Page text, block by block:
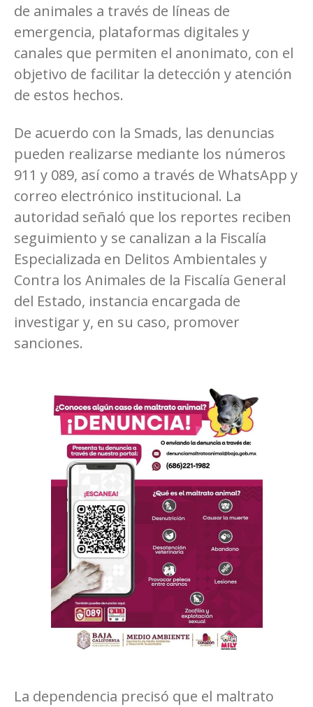
de animales a través de líneas de
emergencia, plataformas digitales y
canales que permiten el anonimato, con el
objetivo de facilitar la detección y atención
de estos hechos.
De acuerdo con la Smads, las denuncias
pueden realizarse mediante los números
911 y 089, así como a través de WhatsApp y
correo electrónico institucional. La
autoridad señaló que los reportes reciben
seguimiento y se canalizan a la Fiscalía
Especializada en Delitos Ambientales y
Contra los Animales de la Fiscalía General
del Estado, instancia encargada de
investigar y, en su caso, promover
sanciones.
La dependencia precisó que el maltrato